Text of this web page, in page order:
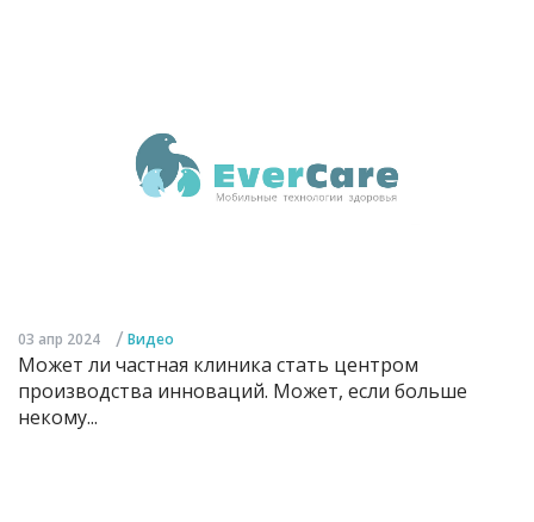
03 апр 2024 / Видео
Может ли частная клиника стать центром
производства инноваций. Может, если больше
некому...